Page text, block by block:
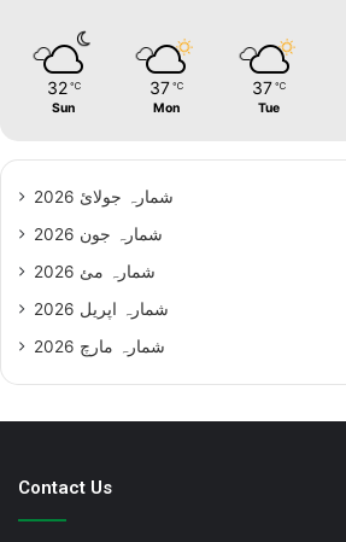
32 ℃
Sun
37 ℃
Mon
37 ℃
Tue
شمارہ جولائ 2026
شمارہ جون 2026
شمارہ مئ 2026
شمارہ اپریل 2026
شمارہ مارچ 2026
Contact Us